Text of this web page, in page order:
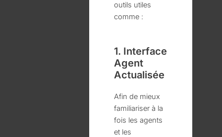
outils utiles
comme :
1. Interface
Agent
Actualisée
Afin de mieux
familiariser à la
fois les agents
et les